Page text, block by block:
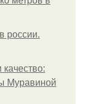
россии.
Муравиной